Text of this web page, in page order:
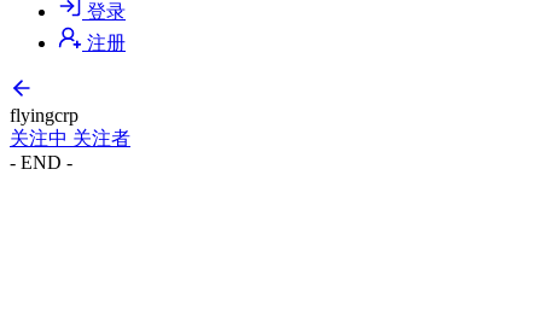
登录
注册
flyingcrp
关注中 关注者
- END -